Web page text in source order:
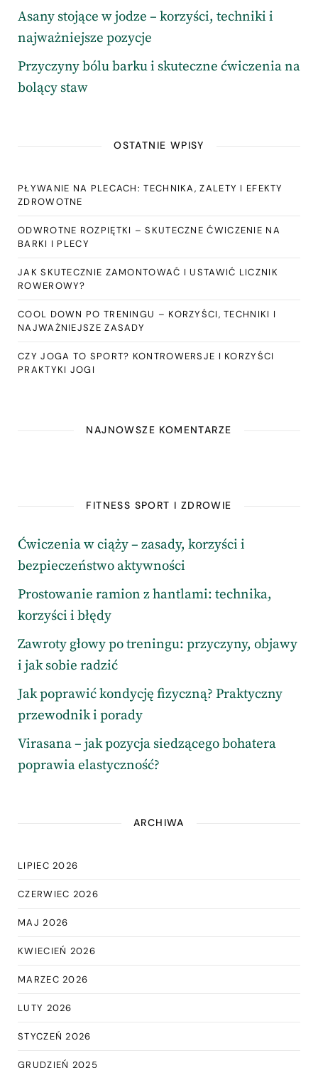
Asany stojące w jodze – korzyści, techniki i
najważniejsze pozycje
Przyczyny bólu barku i skuteczne ćwiczenia na
bolący staw
OSTATNIE WPISY
PŁYWANIE NA PLECACH: TECHNIKA, ZALETY I EFEKTY
ZDROWOTNE
ODWROTNE ROZPIĘTKI – SKUTECZNE ĆWICZENIE NA
BARKI I PLECY
JAK SKUTECZNIE ZAMONTOWAĆ I USTAWIĆ LICZNIK
ROWEROWY?
COOL DOWN PO TRENINGU – KORZYŚCI, TECHNIKI I
NAJWAŻNIEJSZE ZASADY
CZY JOGA TO SPORT? KONTROWERSJE I KORZYŚCI
PRAKTYKI JOGI
NAJNOWSZE KOMENTARZE
FITNESS SPORT I ZDROWIE
Ćwiczenia w ciąży – zasady, korzyści i
bezpieczeństwo aktywności
Prostowanie ramion z hantlami: technika,
korzyści i błędy
Zawroty głowy po treningu: przyczyny, objawy
i jak sobie radzić
Jak poprawić kondycję fizyczną? Praktyczny
przewodnik i porady
Virasana – jak pozycja siedzącego bohatera
poprawia elastyczność?
ARCHIWA
LIPIEC 2026
CZERWIEC 2026
MAJ 2026
KWIECIEŃ 2026
MARZEC 2026
LUTY 2026
STYCZEŃ 2026
GRUDZIEŃ 2025